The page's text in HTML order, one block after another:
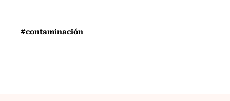
#contaminación